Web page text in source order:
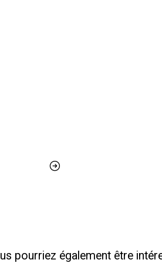
pourriez également être